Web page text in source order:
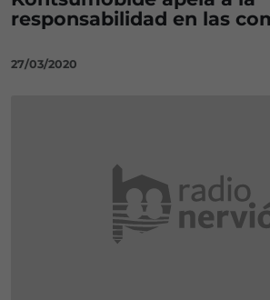
responsabilidad en las
27/03/2020